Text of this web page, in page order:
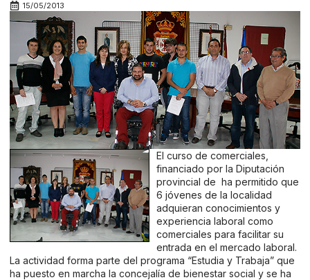
15/05/2013
El curso de comerciales,
financiado por la Diputación
provincial de ha permitido que
6 jóvenes de la localidad
adquieran conocimientos y
experiencia laboral como
comerciales para facilitar su
entrada en el mercado laboral.
La actividad forma parte del programa “Estudia y Trabaja” que
ha puesto en marcha la concejalía de bienestar social y se ha